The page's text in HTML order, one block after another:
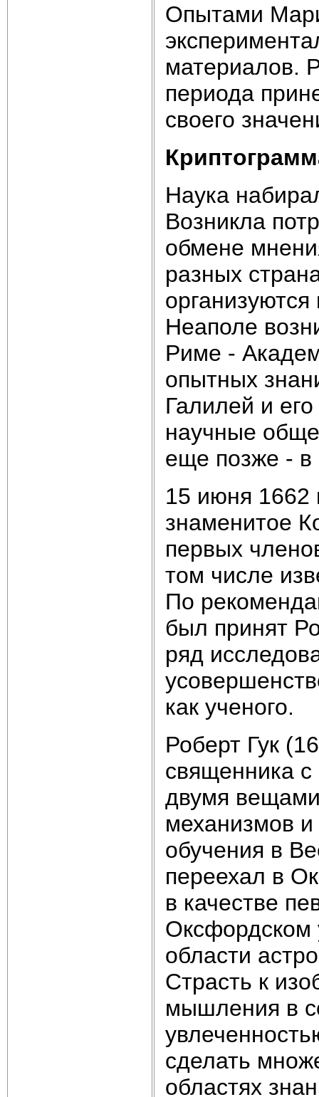
Опытами
материалов.
периода
своего
Наука
Возникла
обмене
разных
Неаполе
Риме -
опытных
Галилей и
научные
еще позже - в
15 июня 1662
знаменитое
первых
том числе
По
был принят
ряд
как ученого.
Роберт Гук
священника с
двумя
механизмов
обучения в
переехал в
в качестве
Оксфордском
области
Страсть к
мышления в
сделать
областях